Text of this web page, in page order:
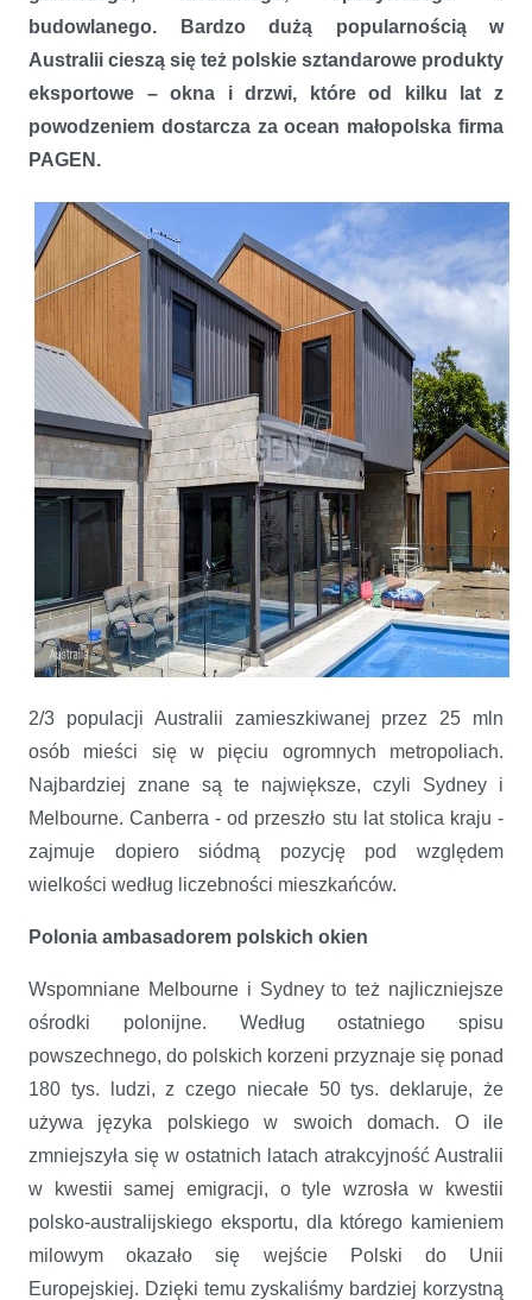
budowlanego. Bardzo dużą popularnością w
Australii cieszą się też polskie sztandarowe produkty
eksportowe – okna i drzwi, które od kilku lat z
powodzeniem dostarcza za ocean małopolska firma
PAGEN.
2/3 populacji Australii zamieszkiwanej przez 25 mln
osób mieści się w pięciu ogromnych metropoliach.
Najbardziej znane są te największe, czyli Sydney i
Melbourne. Canberra - od przeszło stu lat stolica kraju -
zajmuje dopiero siódmą pozycję pod względem
wielkości według liczebności mieszkańców.
Polonia ambasadorem polskich okien
Wspomniane Melbourne i Sydney to też najliczniejsze
ośrodki polonijne. Według ostatniego spisu
powszechnego, do polskich korzeni przyznaje się ponad
180 tys. ludzi, z czego niecałe 50 tys. deklaruje, że
używa języka polskiego w swoich domach. O ile
zmniejszyła się w ostatnich latach atrakcyjność Australii
w kwestii samej emigracji, o tyle wzrosła w kwestii
polsko-australijskiego eksportu, dla którego kamieniem
milowym okazało się wejście Polski do Unii
Europejskiej. Dzięki temu zyskaliśmy bardziej korzystną